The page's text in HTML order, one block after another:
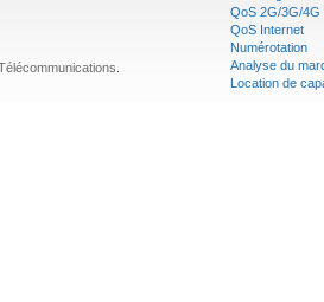
QoS 2G/3G/4G
QoS Internet
Numérotation
Analyse du
Location de